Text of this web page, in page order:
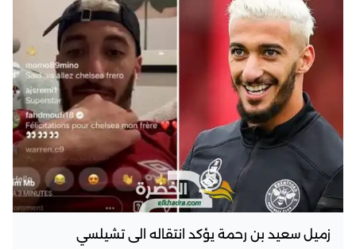
زميل سعيد بن رحمة يؤكد انتقاله الى تشيلسي